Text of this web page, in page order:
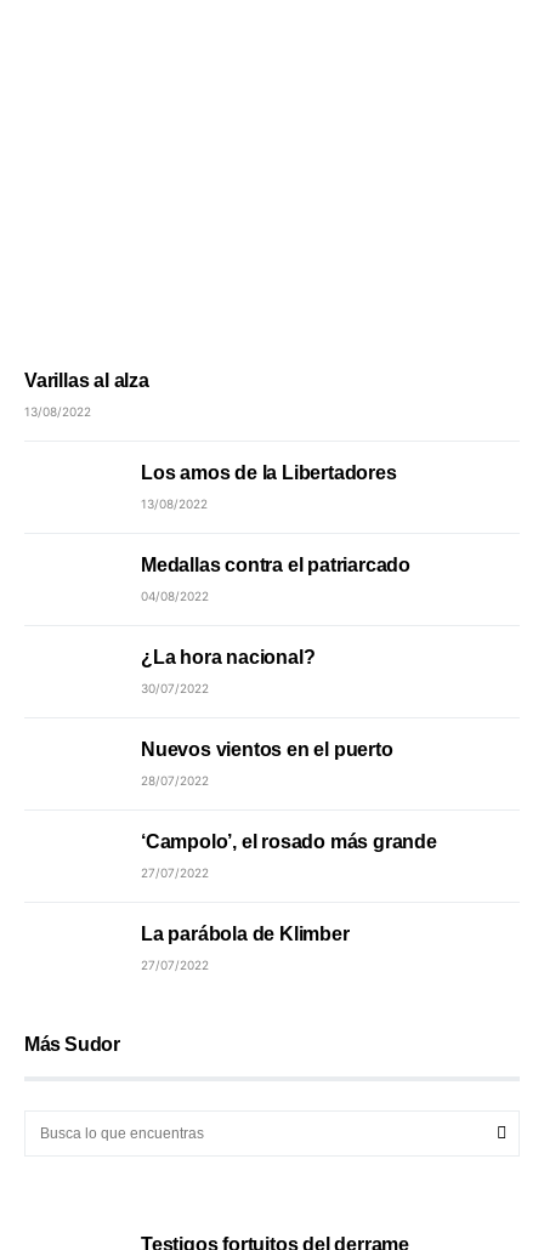
Varillas al alza
13/08/2022
Los amos de la Libertadores
13/08/2022
Medallas contra el patriarcado
04/08/2022
¿La hora nacional?
30/07/2022
Nuevos vientos en el puerto
28/07/2022
‘Campolo’, el rosado más grande
27/07/2022
La parábola de Klimber
27/07/2022
Más Sudor
Testigos fortuitos del derrame